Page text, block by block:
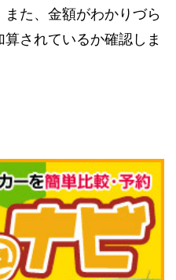
た、金額がわかりづら
されているか確認しま